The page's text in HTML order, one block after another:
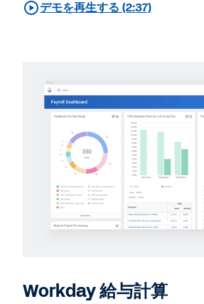
デモを再生する (2:37)
Workday 給与計算